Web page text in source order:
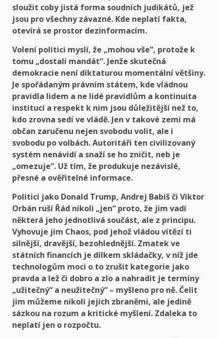
sloužit coby jistá forma soudních judikátů, jež
jsou pro všechny závazné. Kde neplatí fakta,
otevírá se prostor dezinformacím.
Volení politici myslí, že „mohou vše“, protože k
tomu „dostali mandát“. Jenže skutečná
demokracie není diktaturou momentální většiny.
Je spořádaným právním státem, kde vládnou
pravidla lidem a ne lidé pravidlům a kontinuita
institucí a respekt k nim jsou důležitější než to,
kdo zrovna sedí ve vládě. Jen v takové zemi má
občan zaručenu nejen svobodu volit, ale i
svobodu po volbách. Autoritáři ten civilizovaný
systém nenávidí a snaží se ho zničit, neb je
„omezuje“. Už tím, že produkuje nezávislé,
přesné a ověřitelné informace.
Politici jako Donald Trump, Andrej Babiš či Viktor
Orbán ruší Řád nikoli „jen“ proto, že jim vadí
některá jeho jednotlivá součást, ale z principu.
Vyhovuje jim Chaos, pod jehož vládou vítězí ti
silnější, dravější, bezohlednější. Zmatek ve
státních financích je dílkem skládačky, v níž jde
technologům moci o to zrušit kategorie jako
pravda a lež či dobro a zlo a nahradit je termíny
„užitečný“ a neužitečný“ – myšleno pro ně. Čelit
jim můžeme nikoli jejich zbraněmi, ale jedině
sázkou na rozum a kritické myšlení. Zdaleka to
neplatí jen o rozpočtu.